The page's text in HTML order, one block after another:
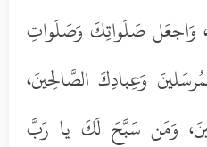
وَاجعَل صَلَواتِكَ وَصَلَواتِ
وَعِبادِكَ الصَّالِحينَ،
وَمَن سَبَّحَ لَكَ يا رَبَّ